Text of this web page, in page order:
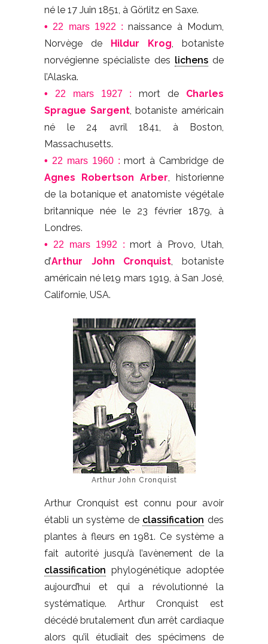
né le 17 Juin 1851, à Görlitz en Saxe.
• 22 mars 1922 : naissance à Modum,
Norvège de Hildur Krog , botaniste
norvégienne spécialiste des lichensde
l’Alaska.
• 22 mars 1927 : mort de Charles
Sprague Sargent, botaniste américain
né le 24 avril 1841, à Boston,
Massachusetts.
• 22 mars 1960 : mort à Cambridge de
Agnes Robertson Arber , historienne
de la botanique et anatomiste végétale
britannique née le 23 février 1879, à
Londres.
• 22 mars 1992 : mort à Provo, Utah,
d’Arthur John Cronquist , botaniste
américain né le19 mars 1919, à San José,
Californie, USA.
Arthur John Cronquist
Arthur Cronquist est connu pour avoir
établi un système de classification des
plantes à fleurs en 1981. Ce système a
fait autorité jusqu’à l’avènement de la
classification phylogénétique adoptée
aujourd’hui et qui a révolutionné la
systématique. Arthur Cronquist est
décédé brutalement d’un arrêt cardiaque
alors qu’il étudiait des spécimens de